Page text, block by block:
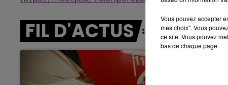
FIL D'ACTUS
Vous pouvez accepter
mes choix". Vous
ce site. Vous pouvez
bas de chaque page.